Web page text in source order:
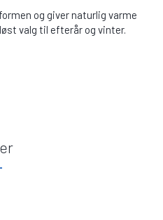
og giver naturlig varme
valg til efterår og vinter.